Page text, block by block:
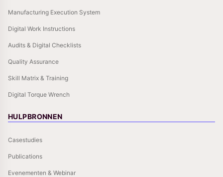
Manufacturing Execution System
Digital Work Instructions
Audits & Digital Checklists
Quality Assurance
Skill Matrix & Training
Digital Torque Wrench
HULPBRONNEN
Casestudies
Publications
Evenementen & Webinar